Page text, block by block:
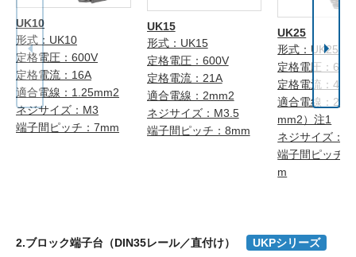
UK10
形式：UK10
定格電圧：600V
定格電流：16A
適合電線：1.25mm2
ネジサイズ：M3
端子間ピッチ：7mm
UK15
形式：UK15
定格電圧：600V
定格電流：21A
適合電線：2mm2
ネジサイズ：M3.5
端子間ピッチ：8mm
UK25
形式：UK25
定格電圧：
定格電流：40A
適合電線：
mm2）注1
ネジサイズ：
端子間ピッチ
m
2.ブロック端子台（DIN35レール／直付け） UKPシリーズ